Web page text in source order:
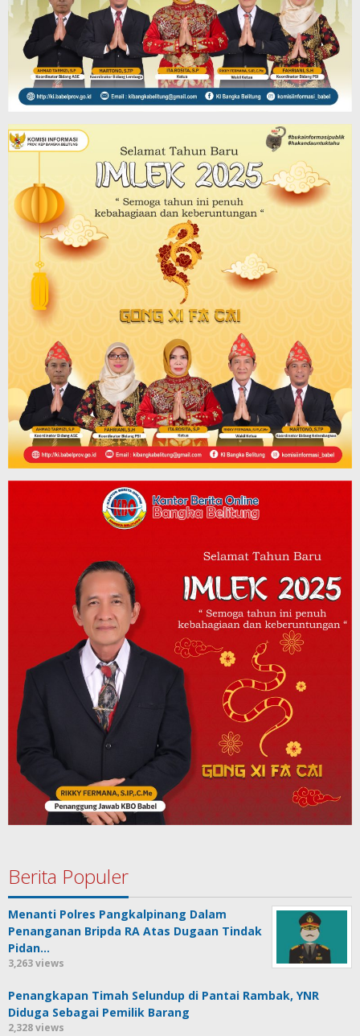
Berita Populer
Menanti Polres Pangkalpinang Dalam
Penanganan Bripda RA Atas Dugaan Tindak
Pidan…
3,263 views
Penangkapan Timah Selundup di Pantai Rambak, YNR
Diduga Sebagai Pemilik Barang
2,328 views